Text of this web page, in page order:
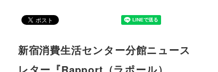
新宿消費生活センター分館ニュース